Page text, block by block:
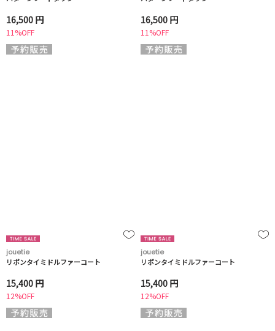
16,500 円
11%OFF
16,500 円
11%OFF
jouetie
リボンタイミドルファーコート
15,400 円
12%OFF
jouetie
リボンタイミドルファーコート
15,400 円
12%OFF